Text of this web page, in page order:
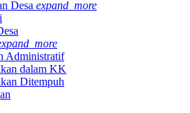
Desa expand_more
Administratif
dalam KK
Ditempuh